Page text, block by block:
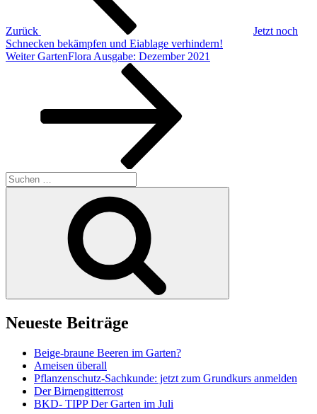
Zurück
Jetzt noch
Schnecken bekämpfen und Eiablage verhindern!
Nächster
Weiter GartenFlora Ausgabe: Dezember 2021
Suchen
nach:
Neueste Beiträge
Beige-braune Beeren im Garten?
Ameisen überall
Pflanzenschutz-Sachkunde: jetzt zum Grundkurs anmelden
Der Birnengitterrost
BKD- TIPP Der Garten im Juli